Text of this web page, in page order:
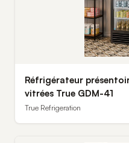
Réfrigérateur
vitrées True GDM-41
True Refrigeration